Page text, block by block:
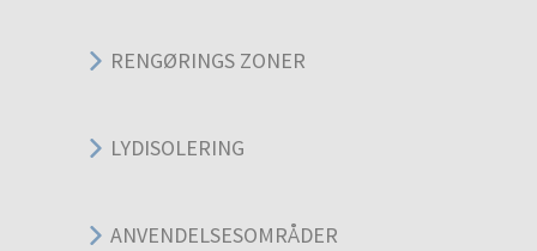
RENGØRINGS ZONER
LYDISOLERING
ANVENDELSESOMRÅDER